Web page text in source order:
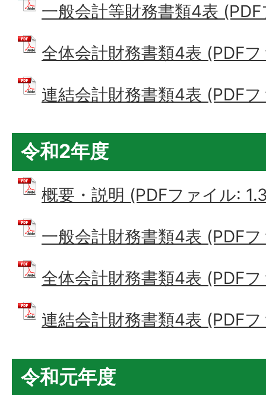
一般会計等財務書類4表
全体会計財務書類4表 (PDF
連結会計財務書類4表 (PDF
令和2年度
概要・説明 (PDFファイル:
一般会計財務書類4表 (PDF
全体会計財務書類4表 (PDF
連結会計財務書類4表 (PDF
令和元年度